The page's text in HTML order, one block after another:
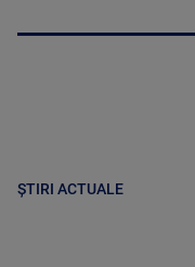
ȘTIRI ACTUALE